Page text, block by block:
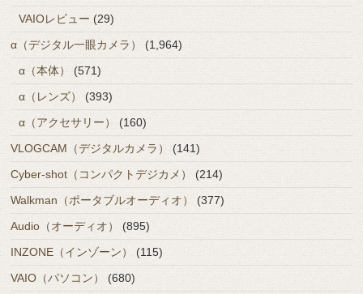
VAIOレビュー (29)
α（デジタル一眼カメラ）
(1,964)
α（本体）
(571)
α（レンズ）
(393)
α（アクセサリー）
(160)
VLOGCAM（デジタルカメラ）
(141)
Cyber-shot（コンパクトデジカメ）
(214)
Walkman（ポータブルオーディオ）
(377)
Audio（オーディオ）
(895)
INZONE（インゾーン）
(115)
VAIO（パソコン）
(680)